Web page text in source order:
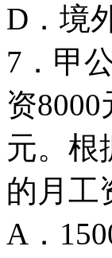
D．境
7．甲
资
元。根
的月
A．